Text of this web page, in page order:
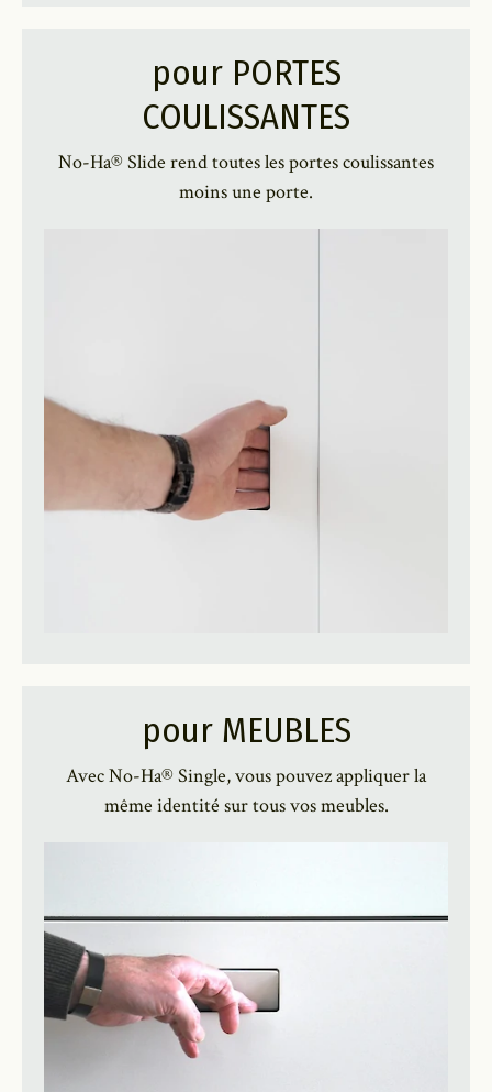
pour PORTES
COULISSANTES
No-Ha® Slide rend toutes les portes coulissantes
moins une porte.
pour MEUBLES
Avec No-Ha® Single, vous pouvez appliquer la
même identité sur tous vos meubles.